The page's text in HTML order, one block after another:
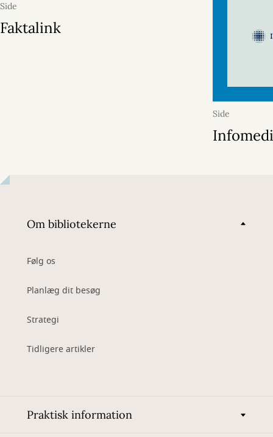
Side
Faktalink
Side
Om bibliotekerne
Følg os
Planlæg dit besøg
Strategi
Tidligere artikler
Praktisk information